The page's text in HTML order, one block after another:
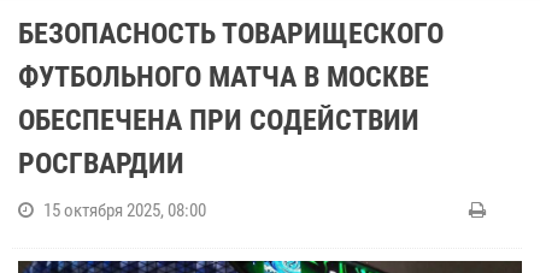
БЕЗОПАСНОСТЬ ТОВАРИЩЕСКОГО
ФУТБОЛЬНОГО МАТЧА В МОСКВЕ
ОБЕСПЕЧЕНА ПРИ СОДЕЙСТВИИ
РОСГВАРДИИ
15 октября 2025, 08:00